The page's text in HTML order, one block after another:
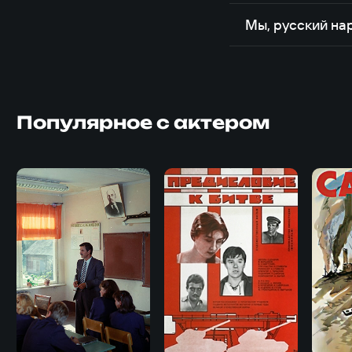
Мы, русский
Популярное с актером